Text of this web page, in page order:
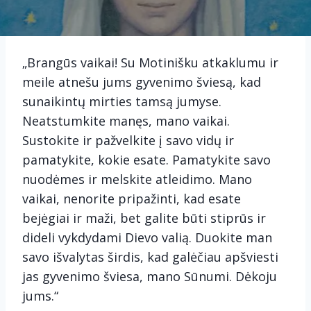
„Brangūs vaikai! Su Motinišku atkaklumu ir
meile atnešu jums gyvenimo šviesą, kad
sunaikintų mirties tamsą jumyse.
Neatstumkite manęs, mano vaikai.
Sustokite ir pažvelkite į savo vidų ir
pamatykite, kokie esate. Pamatykite savo
nuodėmes ir melskite atleidimo. Mano
vaikai, nenorite pripažinti, kad esate
bejėgiai ir maži, bet galite būti stiprūs ir
dideli vykdydami Dievo valią. Duokite man
savo išvalytas širdis, kad galėčiau apšviesti
jas gyvenimo šviesa, mano Sūnumi. Dėkoju
jums.“